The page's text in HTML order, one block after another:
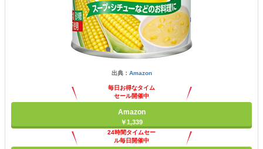
出典： Amazon
毎日お得なタイム
セール開催中
Amazon
￥1,339
24時間タイムセー
ル毎日開催中